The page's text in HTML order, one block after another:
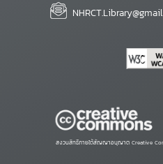
สงวนสิทธิ์ภายใต้สัญญาอนุญาต Creative